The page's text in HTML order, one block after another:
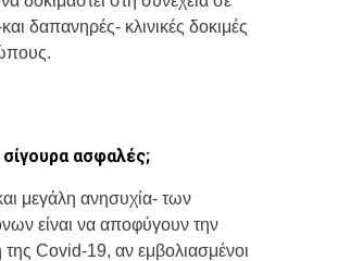
δαπανηρές- κλινικές δοκιμές
σίγουρα ασφαλές;
μεγάλη ανησυχία- των
είναι να αποφύγουν την
της Covid-19, αν εμβολιασμένοι